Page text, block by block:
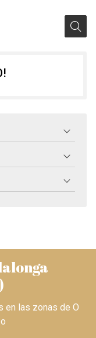
en las zonas de O